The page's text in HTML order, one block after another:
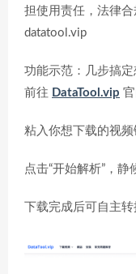
担使用责任，法律合
datatool.vip
功能示范：几步搞
前往 DataTool.vip 官
粘入你想下载的视频
点击“开始解析”，静
下载完成后可自主